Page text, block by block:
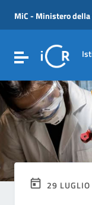
Vai al menu di
Vai al footer
MiC - Ministero
Attiva / disattiva
29